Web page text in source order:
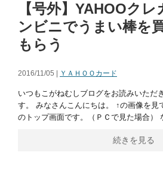
【号外】YAHOOク
ンビニでうまい棒を
もらう
2016/11/05 | ＹＡＨＯＯカード
いつもこがねむしブログをお読みいただ
す。 みなさんこんにちは。 ↑の画像を見
のトップ画面です。（ＰＣで見た場合）
続きを見る